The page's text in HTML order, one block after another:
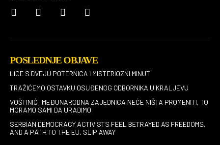
POSLEDNJE OBJAVE
LICE S DVEJU POTERNICA I MISTERIOZNI MINUTI
TRAŽIĆEMO OSTAVKU OSUĐENOG ODBORNIKA U KRALJEVU
VOŠTINIĆ: MEĐUNARODNA ZAJEDNICA NEĆE NIŠTA PROMENITI, TO
MORAMO SAMI DA URADIMO
SERBIAN DEMOCRACY ACTIVISTS FEEL BETRAYED AS FREEDOMS,
AND A PATH TO THE EU, SLIP AWAY